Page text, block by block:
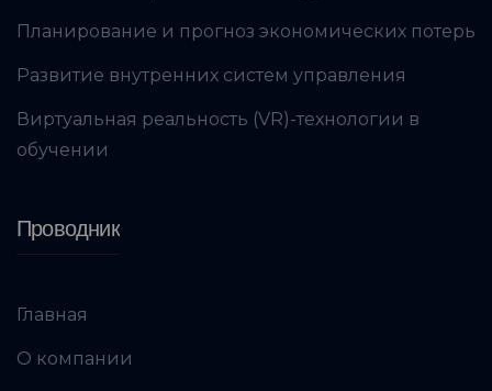
Планирование и прогноз экономических потерь
Развитие внутренних систем управления
Виртуальная реальность (VR)-технологии в
обучении
Проводник
Главная
О компании